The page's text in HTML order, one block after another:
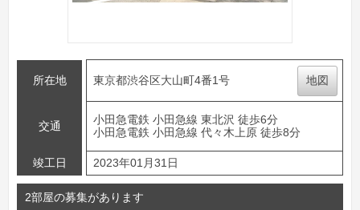
所在地 東京都渋谷区大山町4番1号 地図
交通
小田急電鉄 小田急線 東北沢 徒歩6分
小田急電鉄 小田急線 代々木上原 徒歩8分
竣工日 2023年01月31日
2部屋の募集があります